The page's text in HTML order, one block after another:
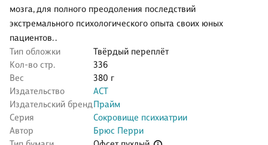
мозга, для полного преодоления последствий
экстремального психологического опыта своих юных
пациентов. .
Тип обложки
Твёрдый переплёт
Кол-во стр.
336
Вес
380 г
Издательство
АСТ
Издательский брендПрайм
Серия
Сокровище психиатрии
Автор
Брюс Перри